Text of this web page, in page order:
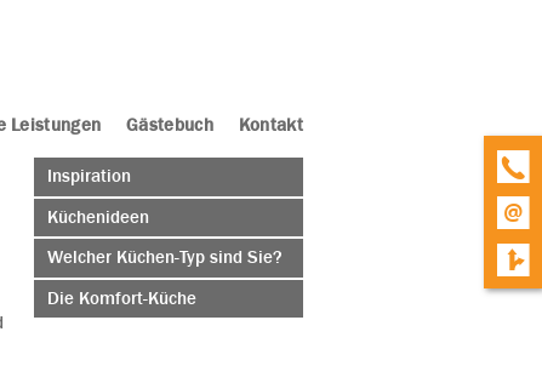
Leistungen Gästebuch Kontakt
Inspiration
Küchenideen
Welcher Küchen-Typ sind Sie?
Die Komfort-Küche